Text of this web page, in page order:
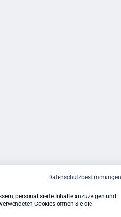
Datenschutzbestimmungen
personalisierte Inhalte anzuzeigen und
Cookies öffnen Sie die